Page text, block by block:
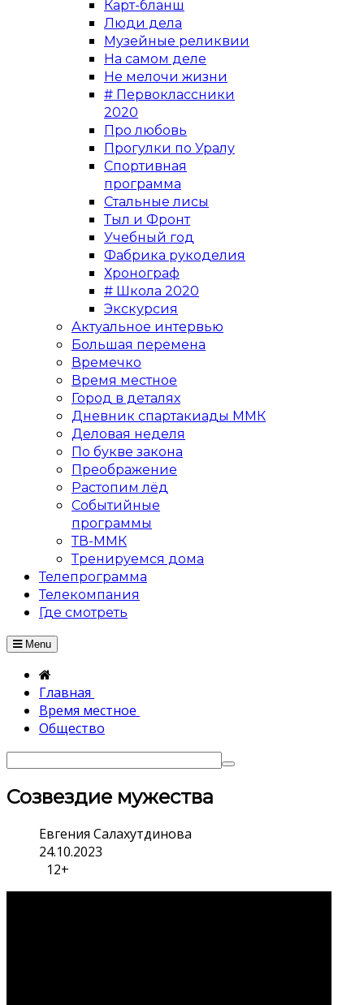
Карт-бланш
Люди дела
Музейные реликвии
На самом деле
Не мелочи жизни
# Первоклассники
2020
Про любовь
Прогулки по Уралу
Спортивная
программа
Стальные лисы
Тыл и Фронт
Учебный год
Фабрика рукоделия
Хронограф
# Школа 2020
Экскурсия
Актуальное интервью
Большая перемена
Времечко
Время местное
Город в деталях
Дневник спартакиады ММК
Деловая неделя
По букве закона
Преображение
Растопим лёд
Событийные
программы
ТВ-ММК
Тренируемся дома
Телепрограмма
Телекомпания
Где смотреть
Menu
Главная
Время местное
Общество
Созвездие мужества
Евгения Салахутдинова
24.10.2023
12+